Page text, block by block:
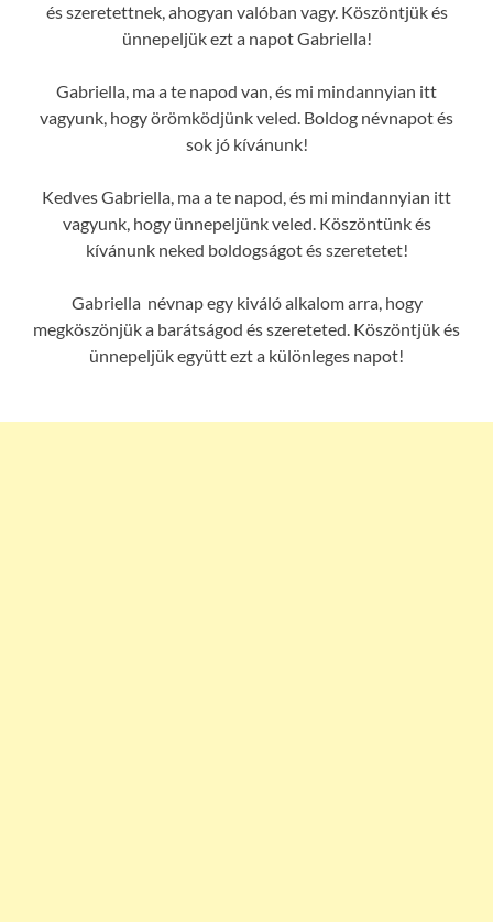
és szeretettnek, ahogyan valóban vagy. Köszöntjük és
ünnepeljük ezt a napot Gabriella!
Gabriella, ma a te napod van, és mi mindannyian itt
vagyunk, hogy örömködjünk veled. Boldog névnapot és
sok jó kívánunk!
Kedves Gabriella, ma a te napod, és mi mindannyian itt
vagyunk, hogy ünnepeljünk veled. Köszöntünk és
kívánunk neked boldogságot és szeretetet!
Gabriella névnap egy kiváló alkalom arra, hogy
megköszönjük a barátságod és szereteted. Köszöntjük és
ünnepeljük együtt ezt a különleges napot!